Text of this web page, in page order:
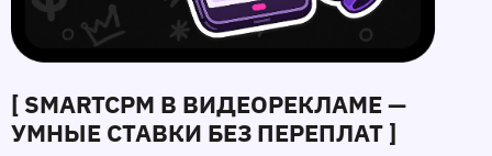
[ SMARTCPM В ВИДЕОРЕКЛАМЕ —
УМНЫЕ СТАВКИ БЕЗ ПЕРЕПЛАТ ]